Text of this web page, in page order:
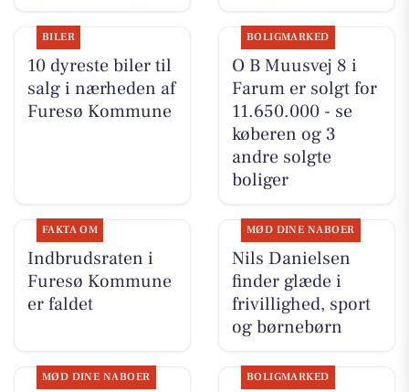
BILER
10 dyreste biler til
salg i nærheden af
Furesø Kommune
BOLIGMARKED
O B Muusvej 8 i
Farum er solgt for
11.650.000 - se
køberen og 3
andre solgte
boliger
FAKTA OM
Indbrudsraten i
Furesø Kommune
er faldet
MØD DINE NABOER
Nils Danielsen
finder glæde i
frivillighed, sport
og børnebørn
MØD DINE NABOER BOLIGMARKED